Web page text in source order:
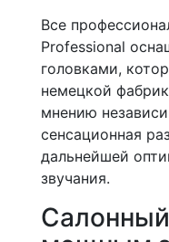
Все
Professional
головками,
немецкой
мнению
сенсационная
дальнейшей
звучания.